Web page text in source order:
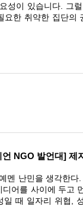
성이 있습니다. 그
요한 취약한 집단의
NGO 발언대] 제
멘 난민을 생각한
디어를 사이에 두고
일 때 일자리 위협,